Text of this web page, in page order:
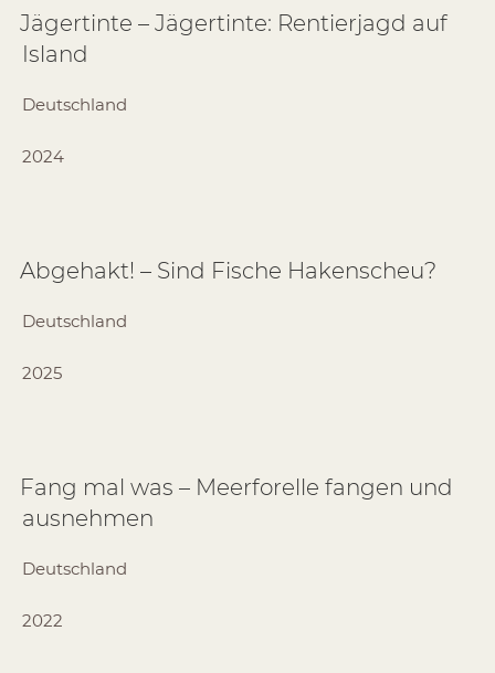
Jägertinte – Jägertinte: Rentierjagd auf
Island
Deutschland
2024
Abgehakt! – Sind Fische Hakenscheu?
Deutschland
2025
Fang mal was – Meerforelle fangen und
ausnehmen
Deutschland
2022